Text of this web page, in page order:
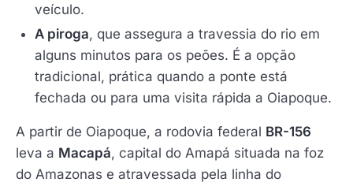
veículo.
A piroga, que assegura a travessia do rio em
alguns minutos para os peões. É a opção
tradicional, prática quando a ponte está
fechada ou para uma visita rápida a Oiapoque.
A partir de Oiapoque, a rodovia federal BR-156
leva a Macapá, capital do Amapá situada na foz
do Amazonas e atravessada pela linha do